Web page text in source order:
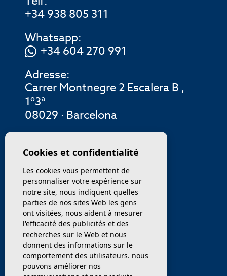
+34 938 805 311
Whatsapp:
+34 604 270 991
Adresse:
Carrer Montnegre 2 Escalera B ,
1º3ª
08029 · Barcelona
MENU
ENTREPRISE
PROPRIÉTÉS
SERVICES
VENDEZ / TRANSFÉRER
NOUVELLES
Cookies et confidentialité
Les cookies vous permettent de
personnaliser votre expérience sur
notre site, nous indiquent quelles
parties de nos sites Web les gens
ont visitées, nous aident à mesurer
l'efficacité des publicités et des
recherches sur le Web et nous
donnent des informations sur le
comportement des utilisateurs. nous
pouvons améliorer nos